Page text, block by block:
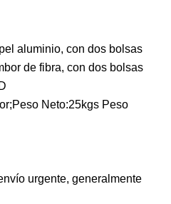
aluminio, con dos bolsas
de fibra, con dos bolsas
Neto:25kgs Peso
urgente, generalmente